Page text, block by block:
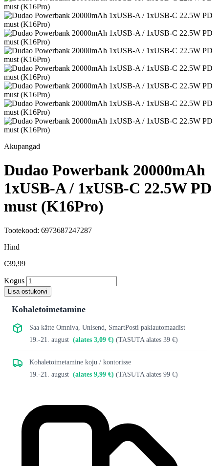
Akupangad
Dudao Powerbank 20000mAh
1xUSB-A / 1xUSB-C 22.5W PD
must (K16Pro)
Tootekood: 6973687247287
Hind
€39,99
Kogus
Lisa ostukorvi
Kohaletoimetamine
Saa kätte Omniva, Unisend, SmartPosti pakiautomaadist
19.-21. august (alates 3,09 €) (TASUTA alates 39 €)
Kohaletoimetamine koju / kontorisse
19.-21. august (alates 9,99 €) (TASUTA alates 99 €)